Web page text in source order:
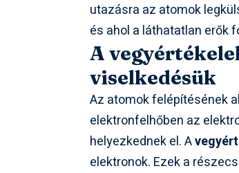
utazásra az atomok
és ahol a láthatatlan erők
A
viselkedésük
Az atomok felépítésének
elektronfelhőben az
helyezkednek el. A
elektronok. Ezek a